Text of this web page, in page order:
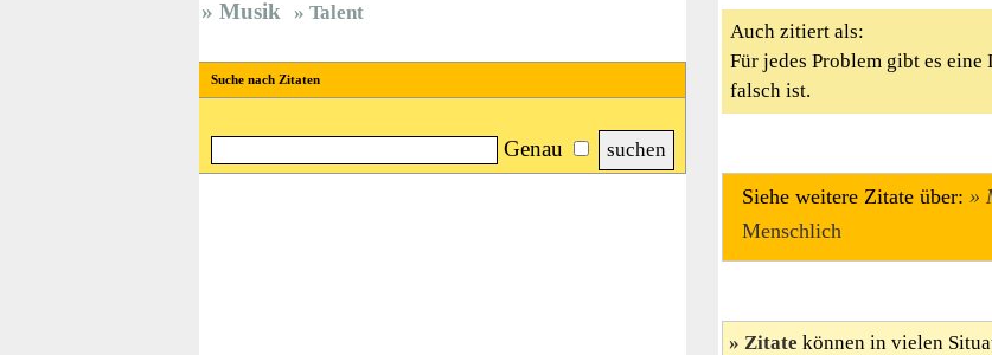
Auch zitiert als:
Für jedes Problem gibt es
falsch ist.
Siehe weitere Zitate über:
Menschlich
Zitate können in vielen
Musik Talent
Suche nach Zitaten
Genau